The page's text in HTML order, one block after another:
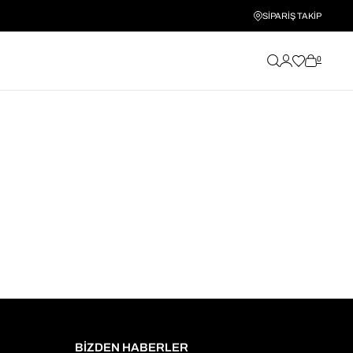
SİPARİŞ TAKİP
0
BİZDEN HABERLER